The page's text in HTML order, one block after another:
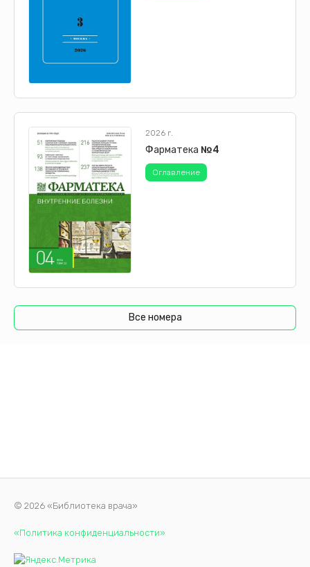
2026 г.
Фарматека №4
Оглавление
Все номера
© 2026 «Библиотека врача»
«Политика конфиденциальности»